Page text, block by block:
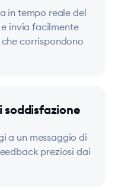
in tempo reale del
invia facilmente
corrispondono
soddisfazione
a un messaggio di
preziosi dai